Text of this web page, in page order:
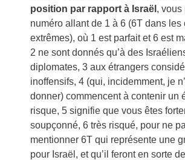
position par rapport à Israël , vous
numéro allant de 1 à 6 (6T dans les
extrêmes), où 1 est parfait et 6 est
2 ne sont donnés qu’à des
diplomates, 3 aux étrangers
inoffensifs, 4 (qui, incidemment, je
donner) commencent à contenir un
risque, 5 signifie que vous êtes
soupçonné, 6 très risqué, pour ne
mentionner 6T qui représente une
pour Israël, et qu’il feront en sorte